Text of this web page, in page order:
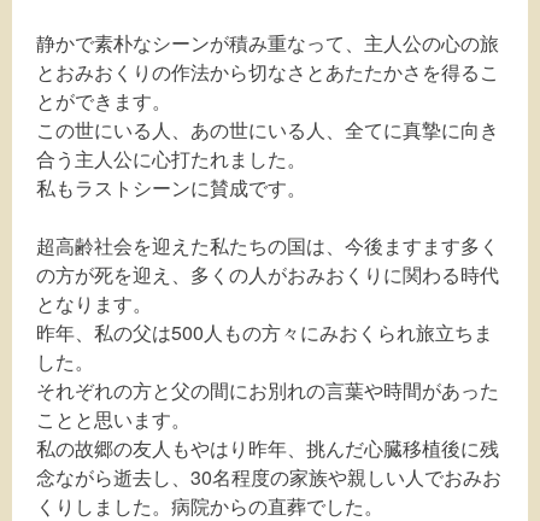
静かで素朴なシーンが積み重なって、主人公の心の旅
とおみおくりの作法から切なさとあたたかさを得るこ
とができます。
この世にいる人、あの世にいる人、全てに真摯に向き
合う主人公に心打たれました。
私もラストシーンに賛成です。
超高齢社会を迎えた私たちの国は、今後ますます多く
の方が死を迎え、多くの人がおみおくりに関わる時代
となります。
昨年、私の父は500人もの方々にみおくられ旅立ちま
した。
それぞれの方と父の間にお別れの言葉や時間があった
ことと思います。
私の故郷の友人もやはり昨年、挑んだ心臓移植後に残
念ながら逝去し、30名程度の家族や親しい人でおみお
くりしました。病院からの直葬でした。